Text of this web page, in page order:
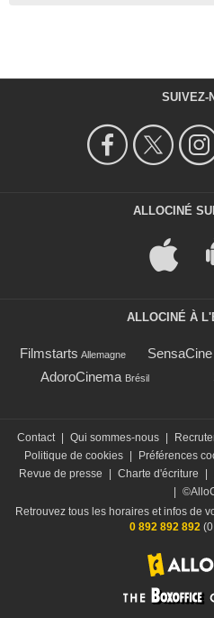
SUIVEZ-
ALLOCINÉ
ALLOCINÉ À
Filmstarts Allemagne SensaCine
AdoroCinema Brésil
Contact Qui sommes-nous
Politique de cookies
Préférences
Revue de presse
Charte d'écriture
Retrouvez tous les horaires et infos de
0 892 892 892